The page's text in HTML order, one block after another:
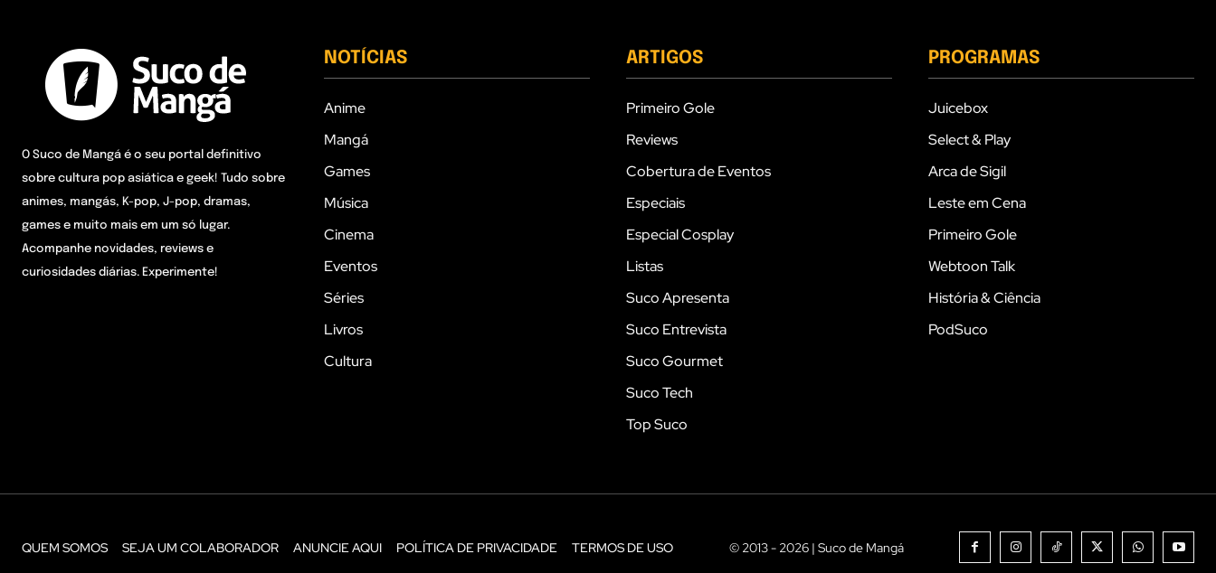
O Suco de Mangá é o seu portal definitivo
sobre cultura pop asiática e geek! Tudo sobre
animes, mangás, K-pop, J-pop, dramas,
games e muito mais em um só lugar.
Acompanhe novidades, reviews e
curiosidades diárias. Experimente!
NOTÍCIAS
Anime
Mangá
Games
Música
Cinema
Eventos
Séries
Livros
Cultura
ARTIGOS
Primeiro Gole
Reviews
Cobertura de Eventos
Especiais
Especial Cosplay
Listas
Suco Apresenta
Suco Entrevista
Suco Gourmet
Suco Tech
Top Suco
PROGRAMAS
Juicebox
Select & Play
Arca de Sigil
Leste em Cena
Primeiro Gole
Webtoon Talk
História & Ciência
PodSuco
QUEM SOMOS SEJA UM COLABORADOR ANUNCIE AQUI POLÍTICA DE PRIVACIDADE TERMOS DE USO © 2013 - 2026 | Suco de Mangá